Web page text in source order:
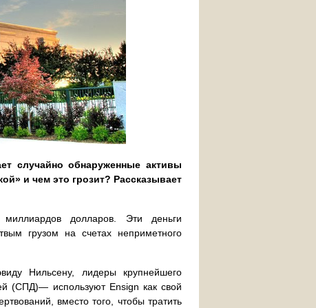
случайно обнаруженные активы
и чем это грозит? Рассказывает
долларов. Эти деньги
грузом на счетах неприметного
Нильсену, лидеры крупнейшего
(СПД)— используют Ensign как свой
вместо того, чтобы тратить